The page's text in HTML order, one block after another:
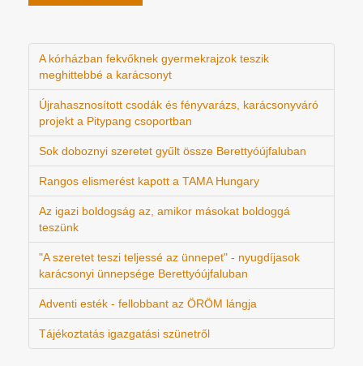
A kórházban fekvőknek gyermekrajzok teszik
meghittebbé a karácsonyt
Újrahasznosított csodák és fényvarázs, karácsonyváró
projekt a Pitypang csoportban
Sok doboznyi szeretet gyűlt össze Berettyóújfaluban
Rangos elismerést kapott a TAMA Hungary
Az igazi boldogság az, amikor másokat boldoggá
teszünk
"A szeretet teszi teljessé az ünnepet" - nyugdíjasok
karácsonyi ünnepsége Berettyóújfaluban
Adventi esték - fellobbant az ÖRÖM lángja
Tájékoztatás igazgatási szünetről